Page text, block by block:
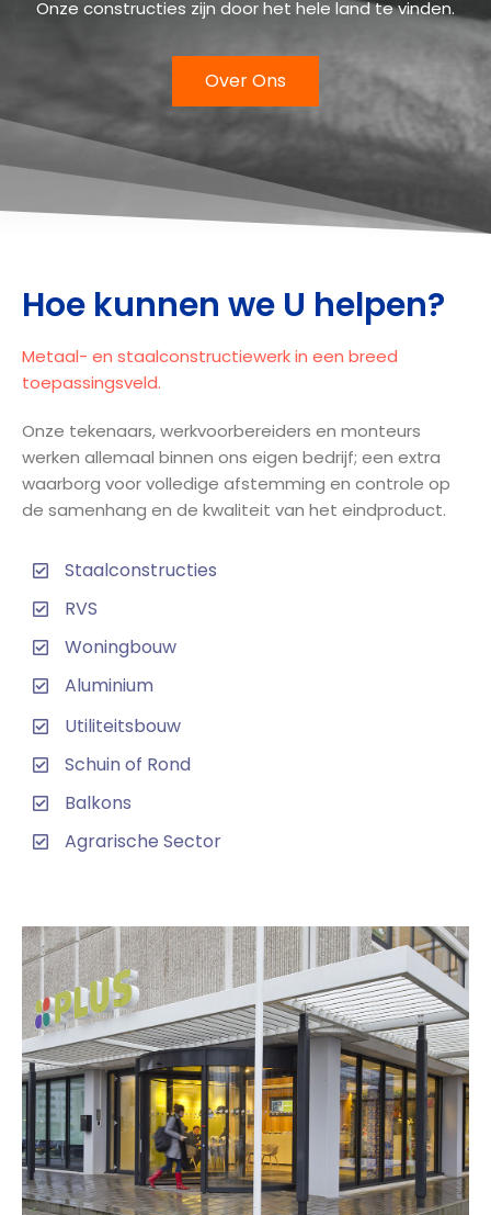
Onze constructies zijn door het hele land te vinden.
Over Ons
Hoe kunnen we U helpen?
Metaal- en staalconstructiewerk in een breed
toepassingsveld.
Onze tekenaars, werkvoorbereiders en monteurs
werken allemaal binnen ons eigen bedrijf; een extra
waarborg voor volledige afstemming en controle op
de samenhang en de kwaliteit van het eindproduct.
Staalconstructies
RVS
Woningbouw
Aluminium
Utiliteitsbouw
Schuin of Rond
Balkons
Agrarische Sector